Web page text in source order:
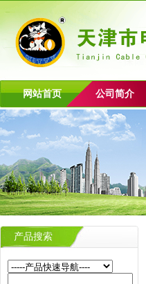
网站首页 公司简介
产品搜索